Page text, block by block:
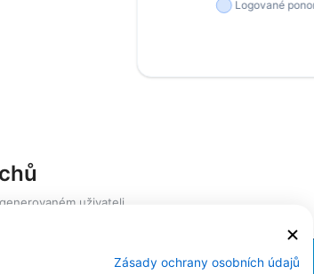
uživateli
Zásady ochrany osobních údajů